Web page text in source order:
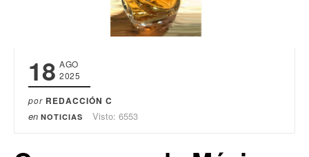
18 AGO
2025
por REDACCIÓN C
en NOTICIAS Visto: 6553